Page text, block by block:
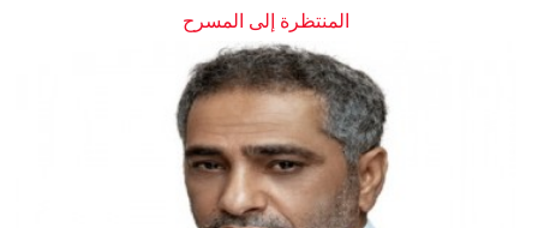
المنتظرة إلى المسرح